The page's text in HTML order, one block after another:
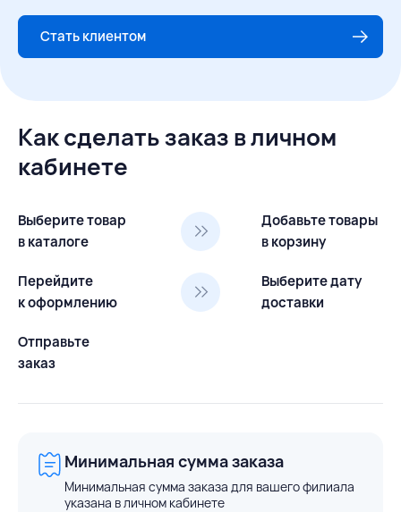
Стать клиентом
Как сделать заказ в личном
кабинете
Выберите товар
в каталоге
Добавьте товары
в корзину
Перейдите
к оформлению
Выберите дату
доставки
Отправьте
заказ
Минимальная сумма заказа
Минимальная сумма заказа для вашего филиала
указана в личном кабинете